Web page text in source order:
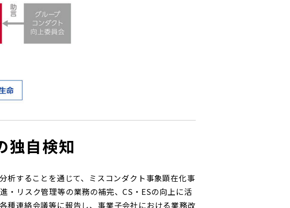
独自検知
析することを通じて、ミスコンダクト事象顕在化事
・リスク管理等の業務の補完、CS・ESの向上に活
種連絡会議等に報告し、事業子会社における業務改